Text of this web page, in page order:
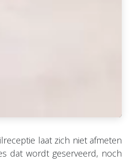
laat zich niet afmeten
dat wordt geserveerd, noch